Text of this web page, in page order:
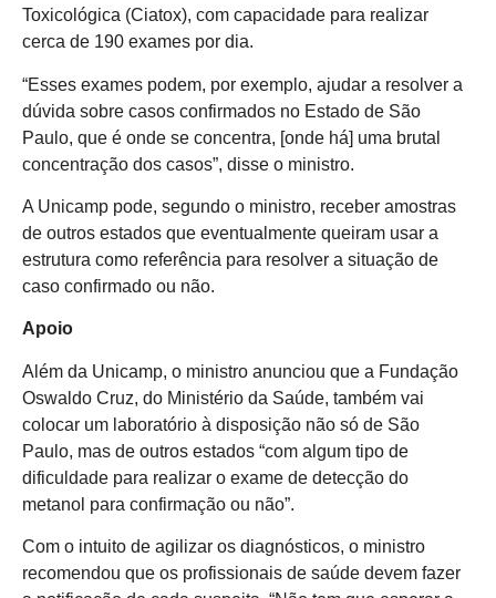
Toxicológica (Ciatox), com capacidade para realizar
cerca de 190 exames por dia.
“Esses exames podem, por exemplo, ajudar a resolver a
dúvida sobre casos confirmados no Estado de São
Paulo, que é onde se concentra, [onde há] uma brutal
concentração dos casos”, disse o ministro.
A Unicamp pode, segundo o ministro, receber amostras
de outros estados que eventualmente queiram usar a
estrutura como referência para resolver a situação de
caso confirmado ou não.
Apoio
Além da Unicamp, o ministro anunciou que a Fundação
Oswaldo Cruz, do Ministério da Saúde, também vai
colocar um laboratório à disposição não só de São
Paulo, mas de outros estados “com algum tipo de
dificuldade para realizar o exame de detecção do
metanol para confirmação ou não”.
Com o intuito de agilizar os diagnósticos, o ministro
recomendou que os profissionais de saúde devem fazer